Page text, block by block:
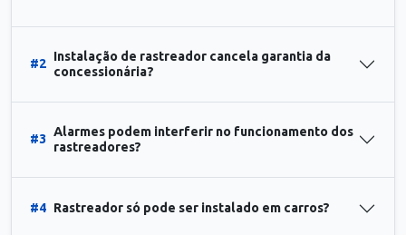
#2
Instalação de rastreador cancela garantia da
concessionária?
#3
Alarmes podem interferir no funcionamento dos
rastreadores?
#4 Rastreador só pode ser instalado em carros?